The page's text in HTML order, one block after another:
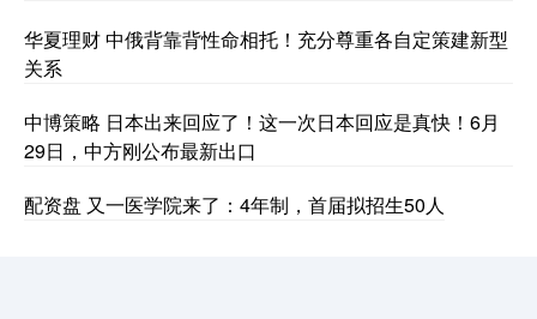
华夏理财 中俄背靠背性命相托！充分尊重各自定策建新型
关系
中博策略 日本出来回应了！这一次日本回应是真快！6月
29日，中方刚公布最新出口
配资盘 又一医学院来了：4年制，首届拟招生50人